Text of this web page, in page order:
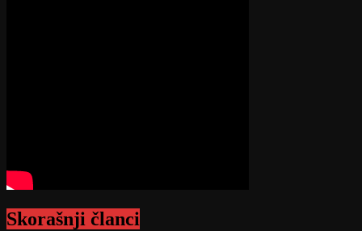
Skorašnji članci